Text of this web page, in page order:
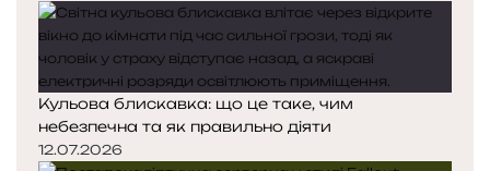
Кульова блискавка: що це таке, чим
небезпечна та як правильно діяти
12.07.2026